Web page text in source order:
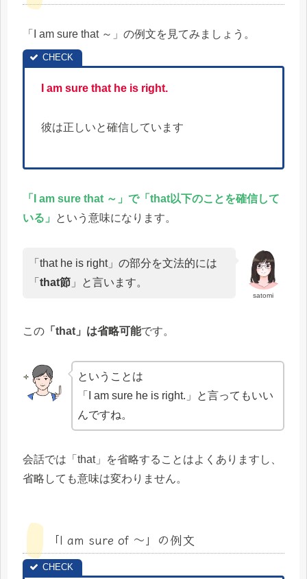
「I am sure that ～」の例文を見てみましょう。
I am sure that he is right.
彼は正しいと確信しています
「I am sure that ～」で「that以下のことを確信して
いる」
という意味になります。
satomi
「that he is right」の部分を文法的には
「 that節 」と言います。
この 「that」は省略可能です。
ということは
「I am sure he is right.」と言ってもいい
んですね。
会話では「that」を省略することはよくありますし、
省略しても意味は変わりません。
「I am sure of ～」の例文